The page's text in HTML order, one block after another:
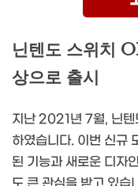
닌텐도 스위치
상으로 출시
지난 2021년 7월, 닌
하였습니다. 이번 신규
된 기능과 새로운 디자
도 큰 관심을 받고 있습